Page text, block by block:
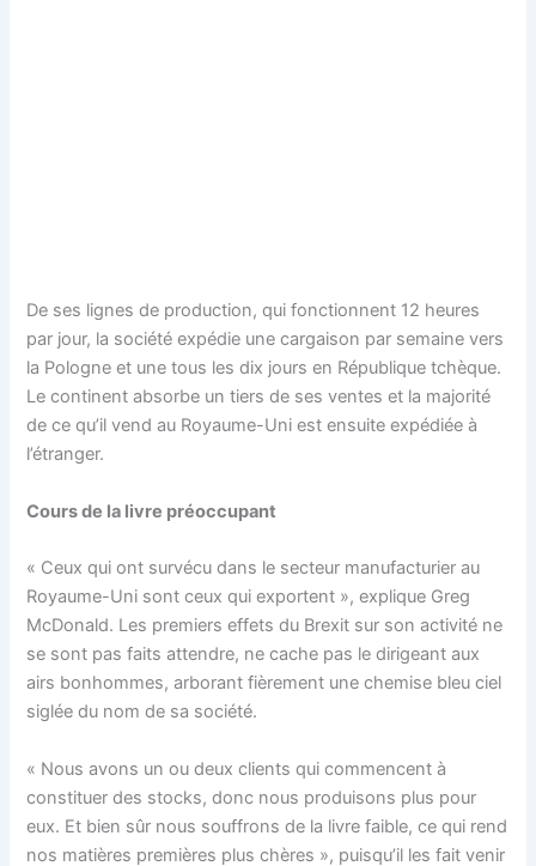
De ses lignes de production, qui fonctionnent 12 heures
par jour, la société expédie une cargaison par semaine vers
la Pologne et une tous les dix jours en République tchèque.
Le continent absorbe un tiers de ses ventes et la majorité
de ce qu’il vend au Royaume-Uni est ensuite expédiée à
l’étranger.
Cours de la livre préoccupant
« Ceux qui ont survécu dans le secteur manufacturier au
Royaume-Uni sont ceux qui exportent », explique Greg
McDonald. Les premiers effets du Brexit sur son activité ne
se sont pas faits attendre, ne cache pas le dirigeant aux
airs bonhommes, arborant fièrement une chemise bleu ciel
siglée du nom de sa société.
« Nous avons un ou deux clients qui commencent à
constituer des stocks, donc nous produisons plus pour
eux. Et bien sûr nous souffrons de la livre faible, ce qui rend
nos matières premières plus chères », puisqu’il les fait venir